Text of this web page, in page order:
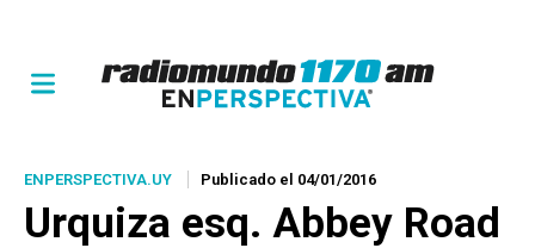
ENPERSPECTIVA.UY Publicado el 04/01/2016
Urquiza esq. Abbey Road